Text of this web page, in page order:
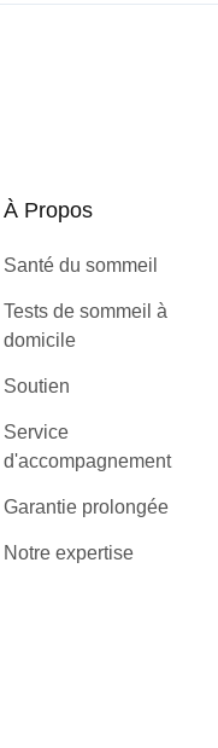
À Propos
Santé du sommeil
Tests de sommeil à
domicile
Soutien
Service
d'accompagnement
Garantie prolongée
Notre expertise